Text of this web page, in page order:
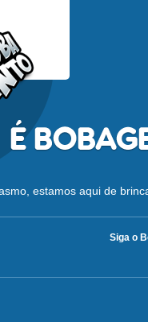
estamos aqui de
Siga o